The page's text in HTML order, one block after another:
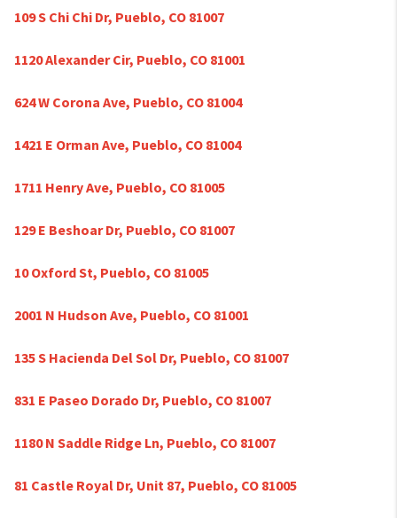
109 S Chi Chi Dr, Pueblo, CO 81007
1120 Alexander Cir, Pueblo, CO 81001
624 W Corona Ave, Pueblo, CO 81004
1421 E Orman Ave, Pueblo, CO 81004
1711 Henry Ave, Pueblo, CO 81005
129 E Beshoar Dr, Pueblo, CO 81007
10 Oxford St, Pueblo, CO 81005
2001 N Hudson Ave, Pueblo, CO 81001
135 S Hacienda Del Sol Dr, Pueblo, CO 81007
831 E Paseo Dorado Dr, Pueblo, CO 81007
1180 N Saddle Ridge Ln, Pueblo, CO 81007
81 Castle Royal Dr, Unit 87, Pueblo, CO 81005